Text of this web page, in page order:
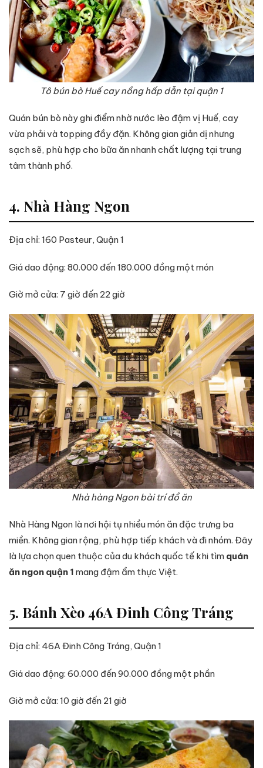
Tô bún bò Huế cay nồng hấp dẫn tại quận 1
Quán bún bò này ghi điểm nhờ nước lèo đậm vị Huế, cay
vừa phải và topping đầy đặn. Không gian giản dị nhưng
sạch sẽ, phù hợp cho bữa ăn nhanh chất lượng tại trung
tâm thành phố.
4. Nhà Hàng Ngon
Địa chỉ: 160 Pasteur, Quận 1
Giá dao động: 80.000 đến 180.000 đồng một món
Giờ mở cửa: 7 giờ đến 22 giờ
Nhà hàng Ngon bài trí đồ ăn
Nhà Hàng Ngon là nơi hội tụ nhiều món ăn đặc trưng ba
miền. Không gian rộng, phù hợp tiếp khách và đi nhóm. Đây
là lựa chọn quen thuộc của du khách quốc tế khi tìm quán
ăn ngon quận 1 mang đậm ẩm thực Việt.
5. Bánh Xèo 46A Đinh Công Tráng
Địa chỉ: 46A Đinh Công Tráng, Quận 1
Giá dao động: 60.000 đến 90.000 đồng một phần
Giờ mở cửa: 10 giờ đến 21 giờ